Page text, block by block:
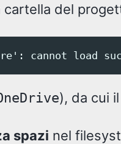
del
), da cui il
spazi nel